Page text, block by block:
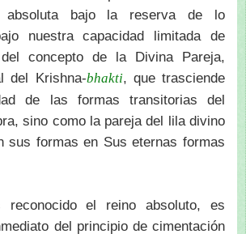
absoluta bajo la reserva de lo
nuestra capacidad limitada de
del concepto de la Divina Pareja,
del Krishna-bhakti, que trasciende
de las formas transitorias del
sino como la pareja del lila divino
sus formas en Sus eternas formas
el reino absoluto, es
del principio de cimentación